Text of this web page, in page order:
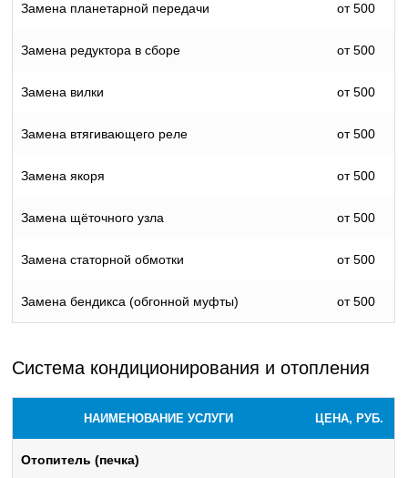
Замена планетарной передачи от 500
Замена редуктора в сборе от 500
Замена вилки от 500
Замена втягивающего реле от 500
Замена якоря от 500
Замена щёточного узла от 500
Замена статорной обмотки от 500
Замена бендикса (обгонной муфты) от 500
Система кондиционирования и отопления
НАИМЕНОВАНИЕ УСЛУГИ ЦЕНА, РУБ.
Отопитель (печка)